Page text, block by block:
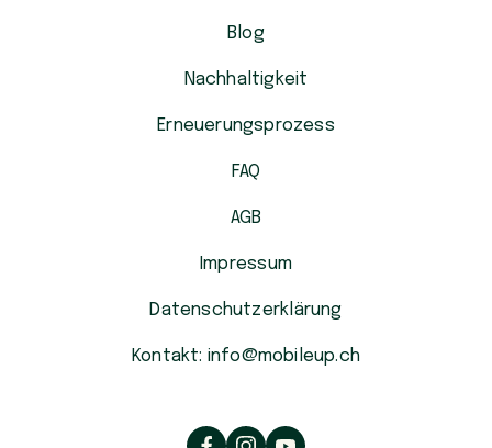
Blog
Nachhaltigkeit
Erneuerungsprozess
FAQ
AGB
Impressum
Datenschutzerklärung
Kontakt: info@mobileup.ch